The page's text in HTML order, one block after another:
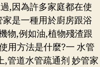
,因為許多家庭都在使
是一種用於廚房跟浴
物,例如油,植物殘渣跟
用方法是什麼?一 水管
,管道水管疏通剂 妙管家